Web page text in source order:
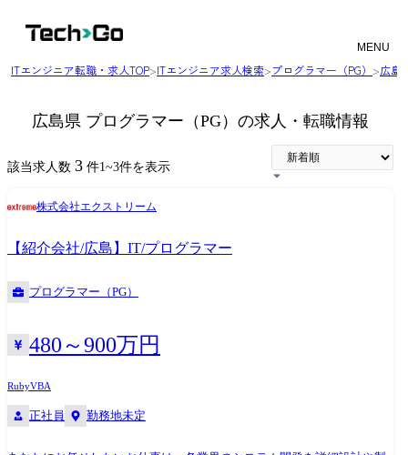
MENU
ITエンジニア転職・求人TOP>ITエンジニア求人検索>プログラマー（PG） >広島
広島県 プログラマー（PG）の求人・転職情報
該当求人数 3 件1~3件を表示
株式会社エクストリーム
【紹介会社/広島】IT/プログラマー
プログラマー（PG）
480～900万円
RubyVBA
正社員 勤務地未定